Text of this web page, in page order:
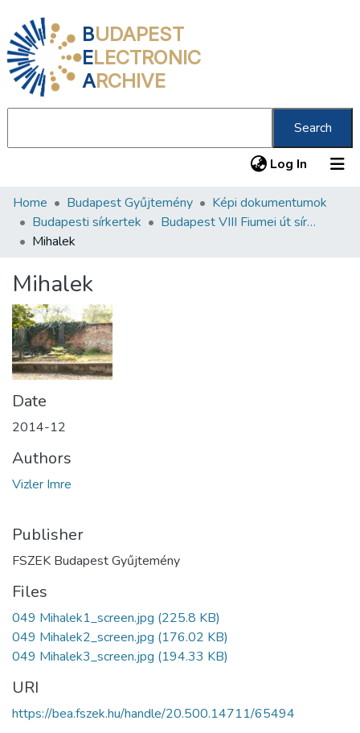
BUDAPEST
ELECTRONIC
ARCHIVE
Search
Log In (current)
Communities & Collections
All of DSpace
About us
Home Budapest Gyűjtemény
Képi dokumentumok
Budapesti sírkertek
Budapest VIII Fiumei út sírkert 3. rész
Mihalek
Mihalek
Date
2014-12
Authors
Vizler Imre
Publisher
FSZEK Budapest Gyűjtemény
Files
049 Mihalek1_screen.jpg (225.8 KB)
049 Mihalek2_screen.jpg (176.02 KB)
049 Mihalek3_screen.jpg (194.33 KB)
URI
https://bea.fszek.hu/handle/20.500.14711/65494